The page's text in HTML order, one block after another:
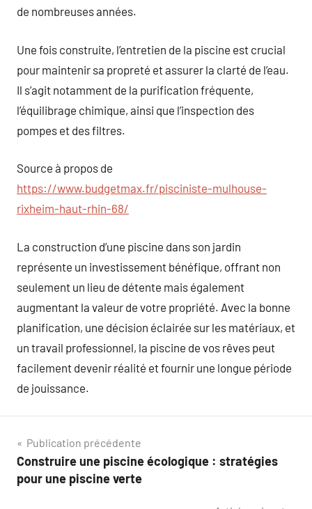
de nombreuses années.
Une fois construite, l’entretien de la piscine est crucial
pour maintenir sa propreté et assurer la clarté de l’eau.
Il s’agit notamment de la purification fréquente,
l’équilibrage chimique, ainsi que l’inspection des
pompes et des filtres.
Source à propos de
https://www.budgetmax.fr/pisciniste-mulhouse-
rixheim-haut-rhin-68/
La construction d’une piscine dans son jardin
représente un investissement bénéfique, offrant non
seulement un lieu de détente mais également
augmentant la valeur de votre propriété. Avec la bonne
planification, une décision éclairée sur les matériaux, et
un travail professionnel, la piscine de vos rêves peut
facilement devenir réalité et fournir une longue période
de jouissance.
Navigation
de
Publication précédente
Construire une piscine écologique : stratégies
pour une piscine verte